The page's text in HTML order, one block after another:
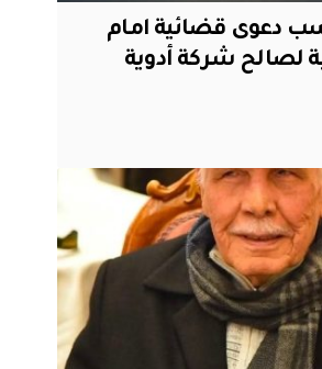
دعوى قضائية امام
لصالح شركة أدوية